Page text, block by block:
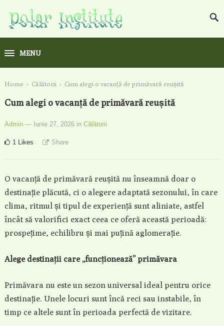
MENU
Home › Călătorii › Cum alegi o vacanță de primăvară reușită
Cum alegi o vacanță de primăvară reușită
Admin — Iunie 27, 2026 in Călătorii
1 Likes Share
O vacanță de primăvară reușită nu înseamnă doar o
destinație plăcută, ci o alegere adaptată sezonului, în care
clima, ritmul și tipul de experiență sunt aliniate, astfel
încât să valorifici exact ceea ce oferă această perioadă:
prospețime, echilibru și mai puțină aglomerație.
Alege destinații care „funcționează” primăvara
Primăvara nu este un sezon universal ideal pentru orice
destinație. Unele locuri sunt încă reci sau instabile, în
timp ce altele sunt în perioada perfectă de vizitare.